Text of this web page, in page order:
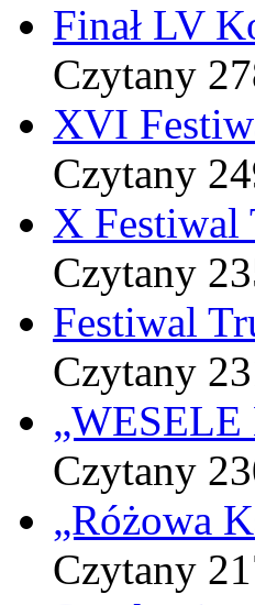
Finał LV
Czytany
XVI
Czytany
X Festiwal
Czytany
Festiwal
Czytany
Czytany
„Różowa
Czytany